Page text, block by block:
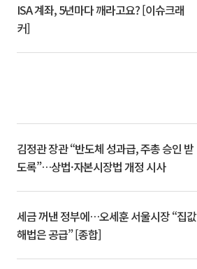
ISA 계좌, 5년마다 깨라고요? [이슈크래
커]
김정관 장관 “반도체 성과급, 주총 승인 받
도록”…상법·자본시장법 개정 시사
세금 꺼낸 정부에…오세훈 서울시장 “집값
해법은 공급” [종합]